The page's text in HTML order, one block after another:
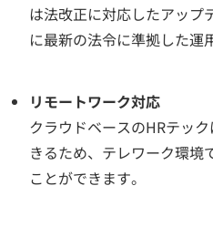
は法改正に対応したアップ
に最新の法令に準拠した運
リモートワーク対応
クラウドベースのHRテッ
きるため、テレワーク環境
ことができます。